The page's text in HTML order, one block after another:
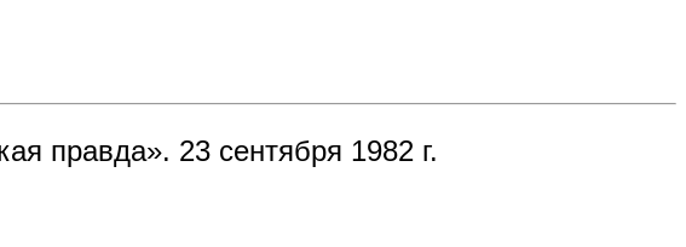
правда». 23 сентября 1982 г.